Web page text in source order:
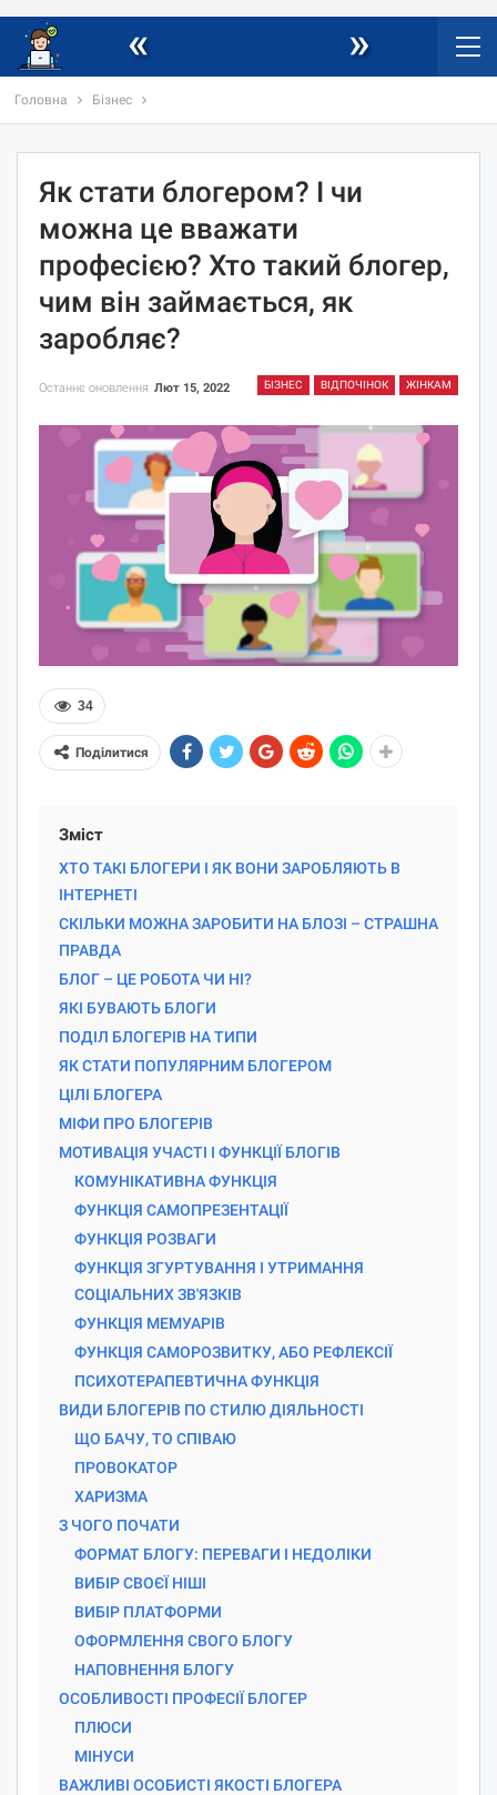
« »
Головна Бізнес
Як стати блогером? І чи
можна це вважати
професією? Хто такий блогер,
чим він займається, як
заробляє?
БІЗНЕС ВІДПОЧІНОК ЖІНКАМ
Останнє оновлення Лют 15, 2022
34
Поділитися
Зміст
ХТО ТАКІ БЛОГЕРИ І ЯК ВОНИ ЗАРОБЛЯЮТЬ В
ІНТЕРНЕТІ
СКІЛЬКИ МОЖНА ЗАРОБИТИ НА БЛОЗІ – СТРАШНА
ПРАВДА
БЛОГ – ЦЕ РОБОТА ЧИ НІ?
ЯКІ БУВАЮТЬ БЛОГИ
ПОДІЛ БЛОГЕРІВ НА ТИПИ
ЯК СТАТИ ПОПУЛЯРНИМ БЛОГЕРОМ
ЦІЛІ БЛОГЕРА
МІФИ ПРО БЛОГЕРІВ
МОТИВАЦІЯ УЧАСТІ І ФУНКЦІЇ БЛОГІВ
КОМУНІКАТИВНА ФУНКЦІЯ
ФУНКЦІЯ САМОПРЕЗЕНТАЦІЇ
ФУНКЦІЯ РОЗВАГИ
ФУНКЦІЯ ЗГУРТУВАННЯ І УТРИМАННЯ
СОЦІАЛЬНИХ ЗВ'ЯЗКІВ
ФУНКЦІЯ МЕМУАРІВ
ФУНКЦІЯ САМОРОЗВИТКУ, АБО РЕФЛЕКСІЇ
ПСИХОТЕРАПЕВТИЧНА ФУНКЦІЯ
ВИДИ БЛОГЕРІВ ПО СТИЛЮ ДІЯЛЬНОСТІ
ЩО БАЧУ, ТО СПІВАЮ
ПРОВОКАТОР
ХАРИЗМА
З ЧОГО ПОЧАТИ
ФОРМАТ БЛОГУ: ПЕРЕВАГИ І НЕДОЛІКИ
ВИБІР СВОЄЇ НІШІ
ВИБІР ПЛАТФОРМИ
ОФОРМЛЕННЯ СВОГО БЛОГУ
НАПОВНЕННЯ БЛОГУ
ОСОБЛИВОСТІ ПРОФЕСІЇ БЛОГЕР
ПЛЮСИ
МІНУСИ
ВАЖЛИВІ ОСОБИСТІ ЯКОСТІ БЛОГЕРА